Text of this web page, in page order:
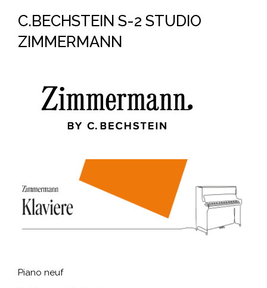
C.BECHSTEIN S-2 STUDIO
ZIMMERMANN
Piano neuf